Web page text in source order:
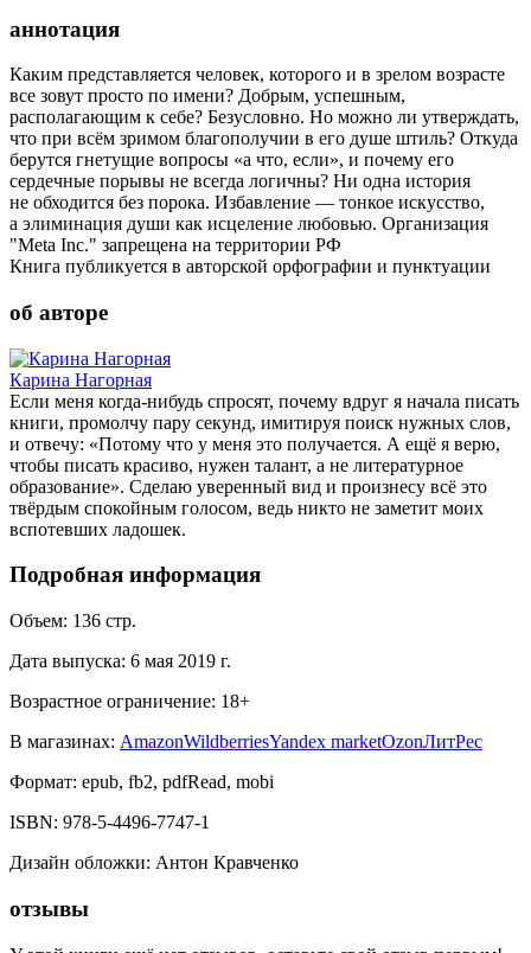
аннотация
Каким представляется человек, которого и в зрелом возрасте
все зовут просто по имени? Добрым, успешным,
располагающим к себе? Безусловно. Но можно ли утверждать,
что при всём зримом благополучии в его душе штиль? Откуда
берутся гнетущие вопросы «а что, если», и почему его
сердечные порывы не всегда логичны? Ни одна история
не обходится без порока. Избавление — тонкое искусство,
а элиминация души как исцеление любовью. Организация
"Meta Inc." запрещена на территории РФ
Книга публикуется в авторской орфографии и пунктуации
об авторе
Карина Нагорная
Если меня когда-нибудь спросят, почему вдруг я начала писать
книги, промолчу пару секунд, имитируя поиск нужных слов,
и отвечу: «Потому что у меня это получается. А ещё я верю,
чтобы писать красиво, нужен талант, а не литературное
образование». Сделаю уверенный вид и произнесу всё это
твёрдым спокойным голосом, ведь никто не заметит моих
вспотевших ладошек.
Подробная информация
Объем: 136 стр.
Дата выпуска: 6 мая 2019 г.
Возрастное ограничение: 18+
В магазинах: AmazonWildberriesYandex marketOzonЛитРес
Формат: epub, fb2, pdfRead, mobi
ISBN: 978-5-4496-7747-1
Дизайн обложки: Антон Кравченко
отзывы